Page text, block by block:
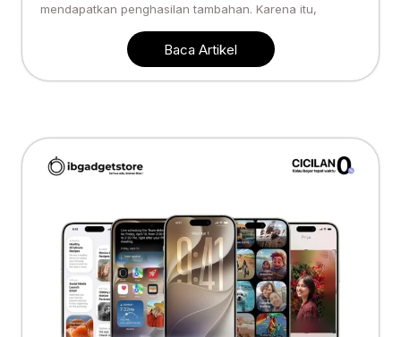
mendapatkan penghasilan tambahan. Karena itu,
Baca Artikel